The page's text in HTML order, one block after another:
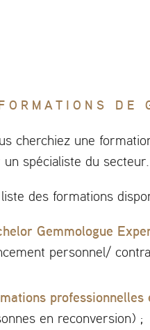
DE
cherchiez une
spécialiste du secteur.
des formations
Gemmologue
personnel/
professionnelles
en reconversion) ;